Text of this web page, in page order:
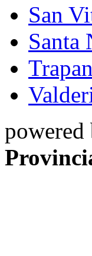
San
Santa
powered